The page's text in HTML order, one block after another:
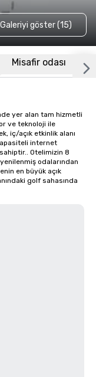
Galeriyi göster (15)
Misafir odası
yer alan tam hizmetli
ve teknoloji ile
iç/açık etkinlik alanı
internet
Otelimizin 8
odalarından
en büyük açık
golf sahasında